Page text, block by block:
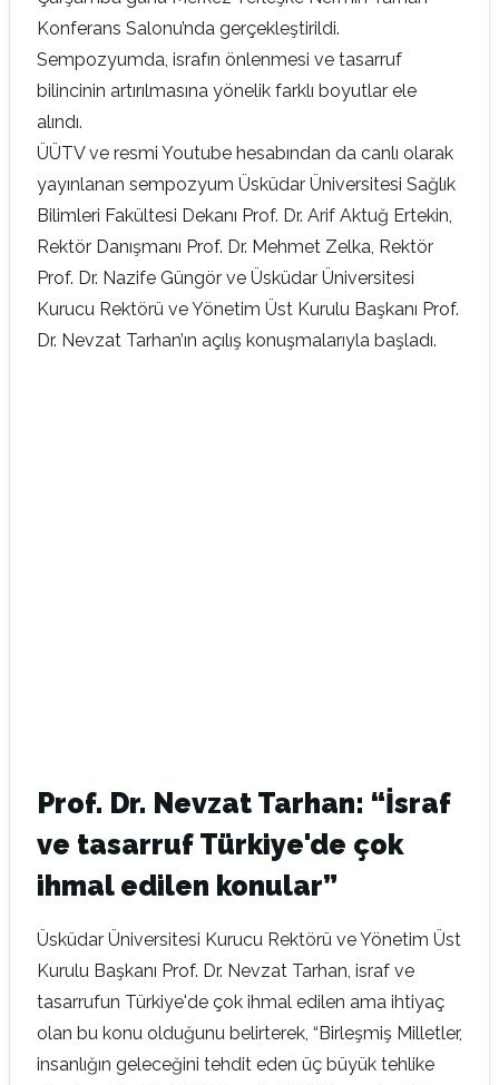
Konferans Salonu’nda gerçekleştirildi.
Sempozyumda, israfın önlenmesi ve tasarruf
bilincinin artırılmasına yönelik farklı boyutlar ele
alındı.
ÜÜTV ve resmi Youtube hesabından da canlı olarak
yayınlanan sempozyum Üsküdar Üniversitesi Sağlık
Bilimleri Fakültesi Dekanı Prof. Dr. Arif Aktuğ Ertekin,
Rektör Danışmanı Prof. Dr. Mehmet Zelka, Rektör
Prof. Dr. Nazife Güngör ve Üsküdar Üniversitesi
Kurucu Rektörü ve Yönetim Üst Kurulu Başkanı Prof.
Dr. Nevzat Tarhan’ın açılış konuşmalarıyla başladı.
Prof. Dr. Nevzat Tarhan: “İsraf
ve tasarruf Türkiye'de çok
ihmal edilen konular”
Üsküdar Üniversitesi Kurucu Rektörü ve Yönetim Üst
Kurulu Başkanı Prof. Dr. Nevzat Tarhan, israf ve
tasarrufun Türkiye'de çok ihmal edilen ama ihtiyaç
olan bu konu olduğunu belirterek, “Birleşmiş Milletler,
insanlığın geleceğini tehdit eden üç büyük tehlike